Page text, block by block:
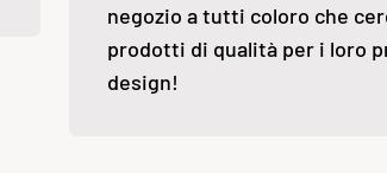
negozio a tutti coloro che
prodotti di qualità per i loro
design!